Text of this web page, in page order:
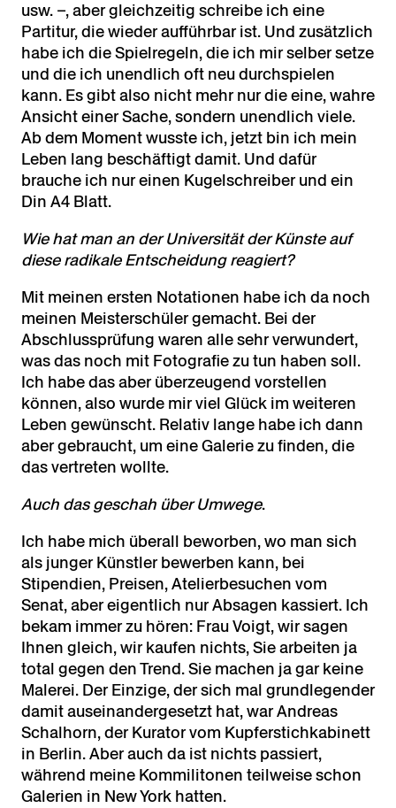
usw. –, aber gleichzeitig schreibe ich eine
Partitur, die wieder aufführbar ist. Und zusätzlich
habe ich die Spielregeln, die ich mir selber setze
und die ich unendlich oft neu durchspielen
kann. Es gibt also nicht mehr nur die eine, wahre
Ansicht einer Sache, sondern unendlich viele.
Ab dem Moment wusste ich, jetzt bin ich mein
Leben lang beschäftigt damit. Und dafür
brauche ich nur einen Kugelschreiber und ein
Din A4 Blatt.
Wie hat man an der Universität der Künste auf
diese radikale Entscheidung reagiert?
Mit meinen ersten Notationen habe ich da noch
meinen Meisterschüler gemacht. Bei der
Abschlussprüfung waren alle sehr verwundert,
was das noch mit Fotografie zu tun haben soll.
Ich habe das aber überzeugend vorstellen
können, also wurde mir viel Glück im weiteren
Leben gewünscht. Relativ lange habe ich dann
aber gebraucht, um eine Galerie zu finden, die
das vertreten wollte.
Auch das geschah über Umwege.
Ich habe mich überall beworben, wo man sich
als junger Künstler bewerben kann, bei
Stipendien, Preisen, Atelierbesuchen vom
Senat, aber eigentlich nur Absagen kassiert. Ich
bekam immer zu hören: Frau Voigt, wir sagen
Ihnen gleich, wir kaufen nichts, Sie arbeiten ja
total gegen den Trend. Sie machen ja gar keine
Malerei. Der Einzige, der sich mal grundlegender
damit auseinandergesetzt hat, war Andreas
Schalhorn, der Kurator vom Kupferstichkabinett
in Berlin. Aber auch da ist nichts passiert,
während meine Kommilitonen teilweise schon
Galerien in New York hatten.